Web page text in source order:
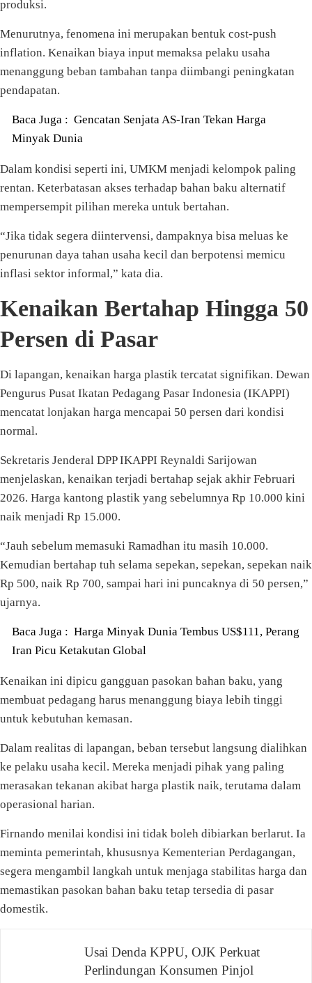
produksi.
Menurutnya, fenomena ini merupakan bentuk cost-push
inflation. Kenaikan biaya input memaksa pelaku usaha
menanggung beban tambahan tanpa diimbangi peningkatan
pendapatan.
Baca Juga : Gencatan Senjata AS-Iran Tekan Harga
Minyak Dunia
Dalam kondisi seperti ini, UMKM menjadi kelompok paling
rentan. Keterbatasan akses terhadap bahan baku alternatif
mempersempit pilihan mereka untuk bertahan.
“Jika tidak segera diintervensi, dampaknya bisa meluas ke
penurunan daya tahan usaha kecil dan berpotensi memicu
inflasi sektor informal,” kata dia.
Kenaikan Bertahap Hingga 50
Persen di Pasar
Di lapangan, kenaikan harga plastik tercatat signifikan. Dewan
Pengurus Pusat Ikatan Pedagang Pasar Indonesia (IKAPPI)
mencatat lonjakan harga mencapai 50 persen dari kondisi
normal.
Sekretaris Jenderal DPP IKAPPI Reynaldi Sarijowan
menjelaskan, kenaikan terjadi bertahap sejak akhir Februari
2026. Harga kantong plastik yang sebelumnya Rp 10.000 kini
naik menjadi Rp 15.000.
“Jauh sebelum memasuki Ramadhan itu masih 10.000.
Kemudian bertahap tuh selama sepekan, sepekan, sepekan naik
Rp 500, naik Rp 700, sampai hari ini puncaknya di 50 persen,”
ujarnya.
Baca Juga : Harga Minyak Dunia Tembus US$111, Perang
Iran Picu Ketakutan Global
Kenaikan ini dipicu gangguan pasokan bahan baku, yang
membuat pedagang harus menanggung biaya lebih tinggi
untuk kebutuhan kemasan.
Dalam realitas di lapangan, beban tersebut langsung dialihkan
ke pelaku usaha kecil. Mereka menjadi pihak yang paling
merasakan tekanan akibat harga plastik naik, terutama dalam
operasional harian.
Firnando menilai kondisi ini tidak boleh dibiarkan berlarut. Ia
meminta pemerintah, khususnya Kementerian Perdagangan,
segera mengambil langkah untuk menjaga stabilitas harga dan
memastikan pasokan bahan baku tetap tersedia di pasar
domestik.
NavigasiUsai Denda KPPU, OJK Perkuat
Perlindungan Konsumen Pinjol